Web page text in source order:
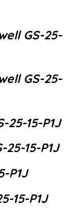
GS-25-
GS-25-
25-15-P1J
15-P1J
P1J
15-P1J